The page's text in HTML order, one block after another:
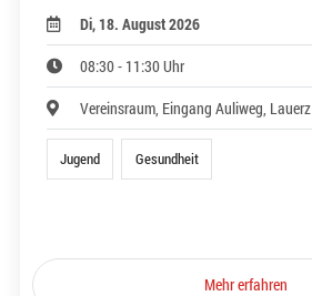
Di, 18. August 2026
08:30 - 11:30 Uhr
Vereinsraum, Eingang Auliweg, Lauerz
Jugend Gesundheit
Mehr erfahren